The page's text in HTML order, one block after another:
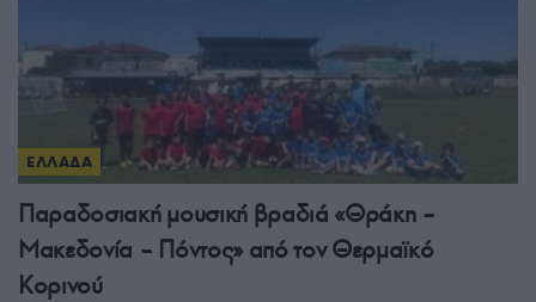
ΕΛΛΑΔΑ
Παραδοσιακή μουσική βραδιά «Θράκη –
Μακεδονία – Πόντος» από τον Θερμαϊκό
Κορινού